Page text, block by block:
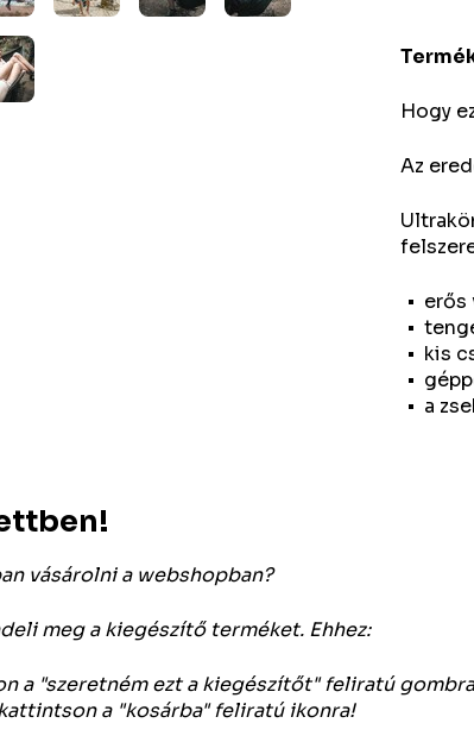
Hogy
Az
erős
kis
a
vásárolni a webshopban?
meg a kiegészítő terméket. Ehhez:
a "szeretném ezt a kiegészítőt" feliratú
kattintson a "kosárba" feliratú ikonra!